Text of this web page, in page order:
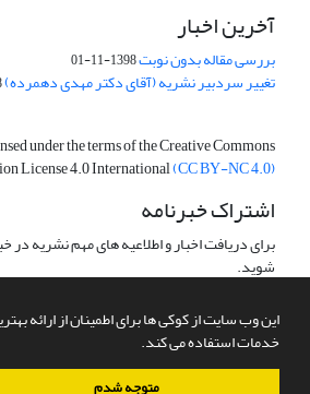
این وب سایت از کوکی ها برای اطمینان از ارائه
خدمات استفاده می کند.
متوجه شدم
آخرین اخبار
بررسی مقاله بدون نوبت1398-11-01
تغییر سردبیر نشریه (آقای دکتر مهدی دهمرده)
under the terms of the Creative Commons
License 4.0 International(CC BY-NC 4.0)
اشتراک خبرنامه
برای دریافت اخبار و اطلاعیه های مهم نشریه
شوید.